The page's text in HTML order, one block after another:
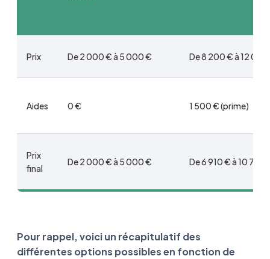
Prix De 2 000 € à 5 000 € De 8 200 € à 12
Aides 0 € 1 500 € (prime)
Prix
final
De 2 000 € à 5 000 € De 6 910 € à 10 710
Pour rappel, voici un récapitulatif des
différentes options possibles en fonction de